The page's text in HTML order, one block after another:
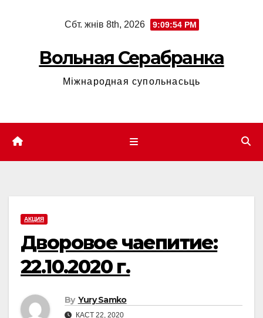
Сбт. жнів 8th, 2026 9:09:55 PM
Вольная Серабранка
Міжнародная супольнасьць
АКЦИЯ
Дворовое чаепитие:
22.10.2020 г.
By Yury Samko
КАСТ 22, 2020